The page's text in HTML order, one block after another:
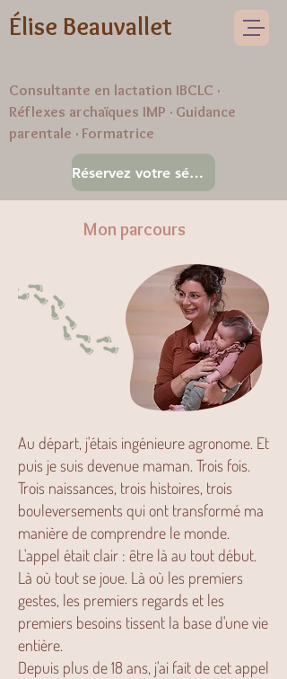
Élise Beauvallet
Consultante en lactation IBCLC ·
Réflexes archaïques IMP · Guidance
parentale · Formatrice
Réservez votre séance
Mon parcours
Au départ, j'étais ingénieure agronome. Et
puis je suis devenue maman. Trois fois.
Trois naissances, trois histoires, trois
bouleversements qui ont transformé ma
manière de comprendre le monde.
L'appel était clair : être là au tout début.
Là où tout se joue. Là où les premiers
gestes, les premiers regards et les
premiers besoins tissent la base d'une vie
entière.
Depuis plus de 18 ans, j'ai fait de cet appel